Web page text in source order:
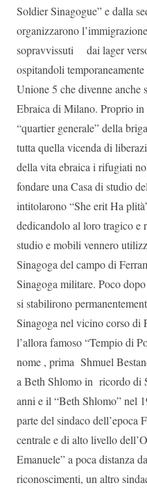
Soldier Sinagogue” e dalla
organizzarono
sopravvissuti dai lager
ospitandoli
Unione 5 che divenne anche
Ebraica di Milano. Proprio
“quartier generale” della
tutta quella vicenda di
della vita ebraica i rifugiati
fondare una Casa di studio
intitolarono “She erit Ha
dedicandolo al loro tragico e
studio e mobili vennero
Sinagoga del campo di
Sinagoga militare. Poco
si stabilirono
Sinagoga nel vicino corso di
l’allora famoso “Tempio di
nome , prima Shmuel
a Beth Shlomo in ricordo di
anni e il “Beth Shlomo” nel
parte del sindaco dell’epoca
centrale e di alto livello
Emanuele” a poca distanza
riconoscimenti, un altro